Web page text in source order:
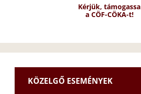
Kérjük, támogassa
a CÖF-CÖKA-t!
KÖZELGŐ ESEMÉNYEK